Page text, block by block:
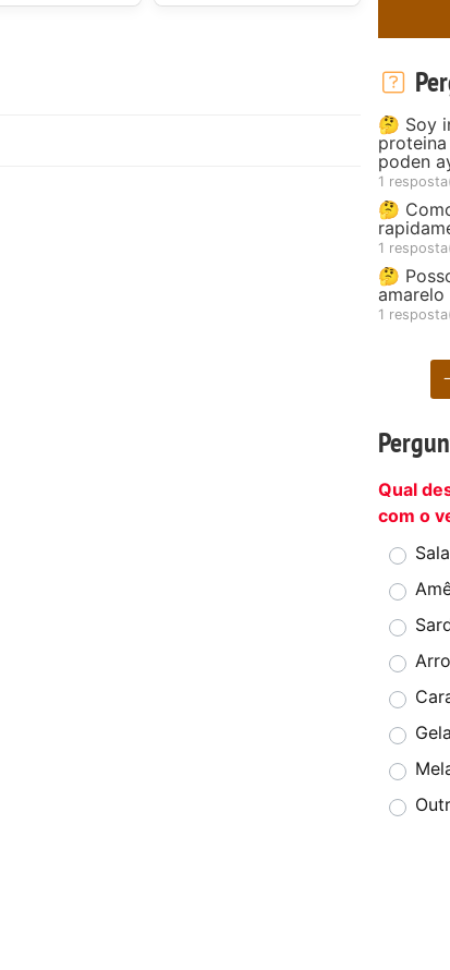
🤔 Soy
poden
1
🤔
1
🤔
1
Qual
com o